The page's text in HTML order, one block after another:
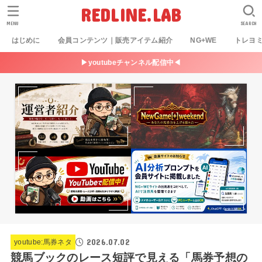
REDLINE.LAB
はじめに 会員コンテンツ｜販売アイテム紹介 NG+WE トレヨ
SEARCH
MENU
▶youtubeチャンネル配信中◀
youtube:馬券ネタ 2026.07.02
競馬ブックのレース短評で見える「馬券予想の